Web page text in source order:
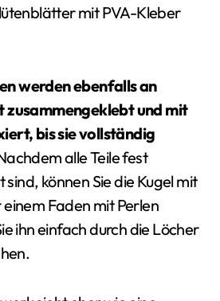
mit PVA-Kleber
werden ebenfalls an
zusammengeklebt und mit
bis sie vollständig
alle Teile fest
können Sie die Kugel mit
Faden mit Perlen
ihn einfach durch die Löcher